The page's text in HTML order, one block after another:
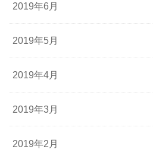
2019年6月
2019年5月
2019年4月
2019年3月
2019年2月